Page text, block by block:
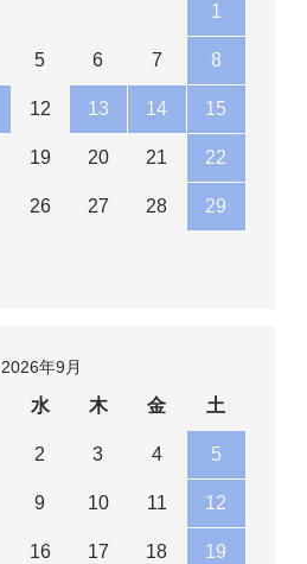
1
5 6 7 8
12 13 14 15
19 20 21 22
26 27 28 29
2026年9月
水 木 金 土
2 3 4 5
9 10 11 12
16 17 18 19